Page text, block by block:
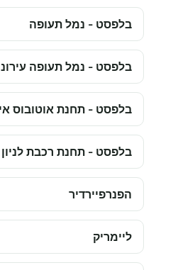
בלפסט - נמל תעופה
בלפסט - נמל תעופה
בלפסט - תחנת אוטובוס
בלפסט - תחנת רכבת לניון
הפנרפיירדיר
ליימריק